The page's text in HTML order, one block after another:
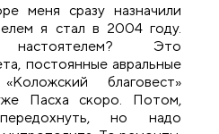
меня сразу назначили
я стал в 2004 году.
Это
постоянные авральные
благовест»
Пасха скоро. Потом,
но надо